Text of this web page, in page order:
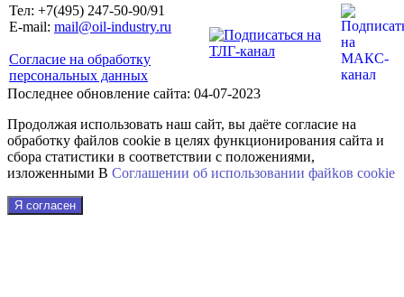
Тел: +7(495) 247-50-90/91
E-mail: mail@oil-industry.ru
Согласие на обработку
персональных данных
Последнее обновление сайта: 04-07-2023
Продолжая использовать наш сайт, вы даёте согласие на
обработку файлов cookie в целях функционирования сайта и
сбора статистики в соответствии с положениями,
изложенными В Соглашении об использовании файkов cookie
Я согласен